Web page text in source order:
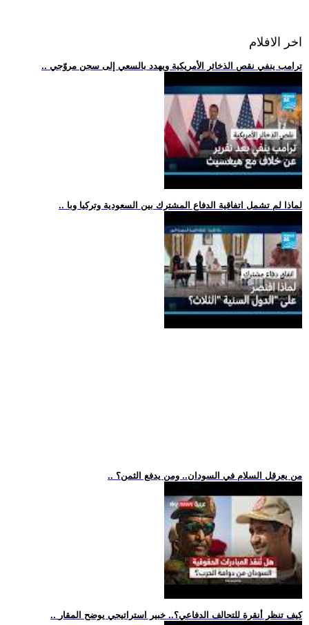
اخر الافلام
.. ترامب ينفي نقص الذخائر الأمريكية ويهدد بالسعي إلى سجن مروّجي
.. لماذا لم تشمل اتفاقية الدفاع المشترك بين السعودية وتركيا وبا
.. من يعرقل السلام في السودان.. ومن يدفع الثمن؟
.. كيف تنظر أنقرة للتحالف الدفاعي؟.. خبير استراتيجي يوضح المقار